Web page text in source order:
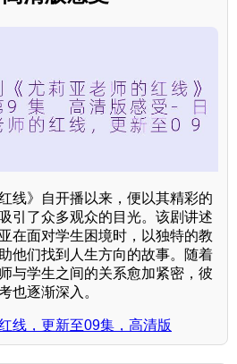
线》自开播以来，便以其精彩的
引了众多观众的目光。该剧讲述
在面对学生困境时，以独特的教
他们找到人生方向的故事。随着
与学生之间的关系愈加紧密，彼
也逐渐深入。
线，更新至09集，高清版